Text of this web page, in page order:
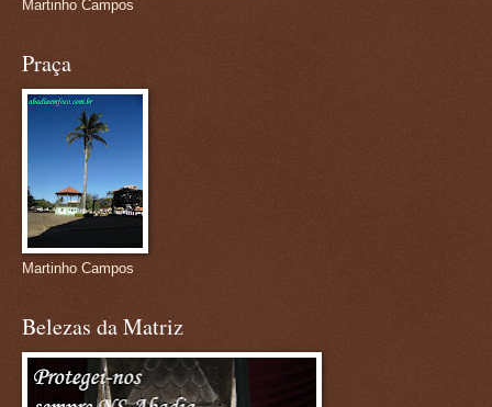
Martinho Campos
Praça
Martinho Campos
Belezas da Matriz